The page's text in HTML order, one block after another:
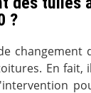
?
changement
En fait,